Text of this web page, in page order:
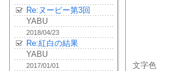
Re:ヌーピー第3回
YABU
2018/04/23
Re:紅白の結果
YABU
2017/01/01
文字色